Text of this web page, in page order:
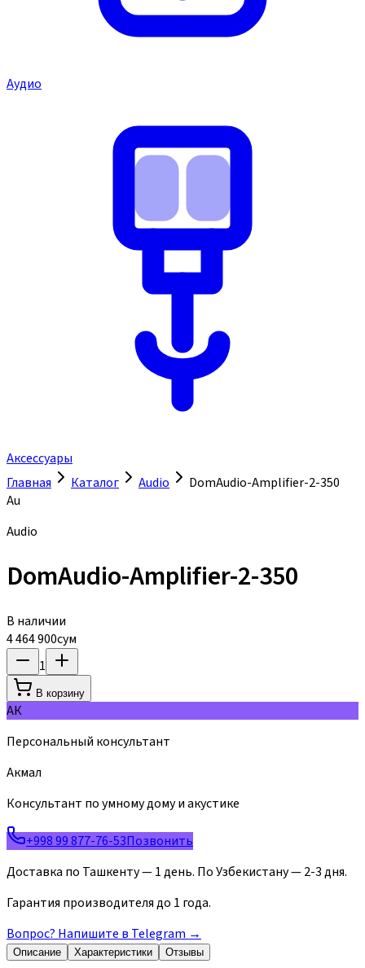
Аудио
Аксессуары
Главная
Каталог Audio
DomAudio-Amplifier-2-350
Au
Audio
DomAudio-Amplifier-2-350
В наличии
4 464 900сум
1
В корзину
АК
Персональный консультант
Акмал
Консультант по умному дому и акустике
+998 99 877-76-53Позвонить
Доставка по Ташкенту — 1 день. По Узбекистану — 2-3 дня.
Гарантия производителя до 1 года.
Вопрос? Напишите в Telegram →
Описание Характеристики Отзывы